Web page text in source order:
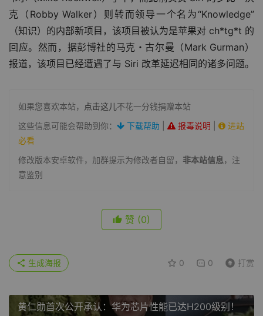
克（Robby Walker）则转而领导一个名为“Knowledge”
（知识）的内部新项目，该项目被认为是苹果对 ch*tg*t 的
回应。然而，据彭博社的马克・古尔曼（Mark Gurman）
报道，该项目已经遭遇了与 Siri 改革延迟相同的诸多问题。
如果您喜欢本站， 点击这儿不花一分钱捐赠本站
这些信息可能会帮助到你：
下载帮助 报毒说明
进站
必看
修改版本安卓软件，加群提示为修改者自留， 非本站信息，注
意鉴别
赞 (0)
0 0 打赏
生成海报
黄仁勋首次公开承认：华为芯片性能已达H200级别！